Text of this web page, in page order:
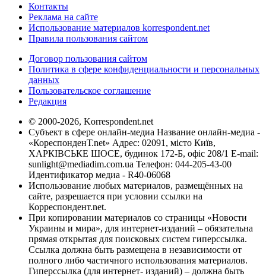
Контакты
Реклама на сайте
Использование материалов korrespondent.net
Правила пользования сайтом
Договор пользования сайтом
Политика в сфере конфиденциальности и персональных
данных
Пользовательское соглашение
Редакция
© 2000-2026, Korrespondent.net
Субъект в сфере онлайн-медиа Название онлайн-медиа -
«КореспонденТ.net» Адрес: 02091, місто Київ,
ХАРКІВСЬКЕ ШОСЕ, будинок 172-Б, офіс 208/1 E-mail:
sunlight@mediadim.com.ua Телефон: 044-205-43-00
Идентификатор медиа - R40-06068
Использование любых материалов, размещённых на
сайте, разрешается при условии ссылки на
Корреспондент.net.
При копировании материалов со страницы «Новости
Украины и мира», для интернет-изданий – обязательна
прямая открытая для поисковых систем гиперссылка.
Ссылка должна быть размещена в независимости от
полного либо частичного использования материалов.
Гиперссылка (для интернет- изданий) – должна быть